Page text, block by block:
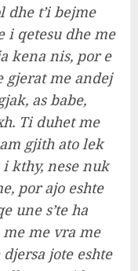
dhe t’i bejme
i qetesu dhe me
kena nis, por e
gjerat me andej
as babe,
Ti duhet me
gjith ato lek
kthy, nese nuk
por ajo eshte
une s’te ha
me vra me
jote eshte